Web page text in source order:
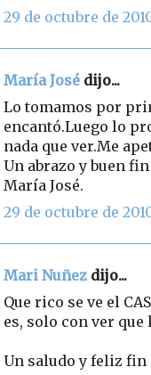
29 de octubre de
María José dijo...
Lo tomamos por
encantó.Luego lo
nada que ver.Me
Un abrazo y buen
María José.
29 de octubre de
Mari Nuñez dijo...
Que rico se ve el
es, solo con ver
Un saludo y feliz fin